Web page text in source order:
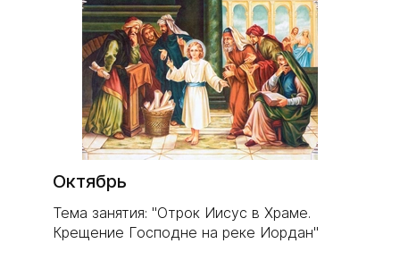
Октябрь
Тема занятия: "Отрок Иисус в Храме.
Крещение Господне на реке Иордан"